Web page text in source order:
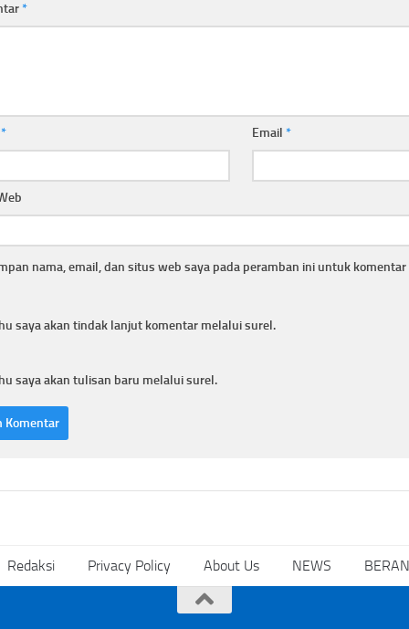
*
* Email*
nama, email, dan situs web saya pada peramban ini untuk
saya akan tindak lanjut komentar melalui surel.
saya akan tulisan baru melalui surel.
Redaksi Privacy Policy About Us NEWS